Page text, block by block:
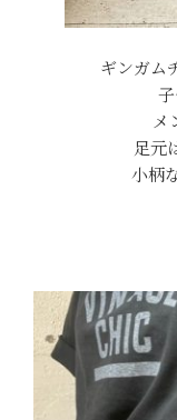
ギンガム
メ
足元
小柄